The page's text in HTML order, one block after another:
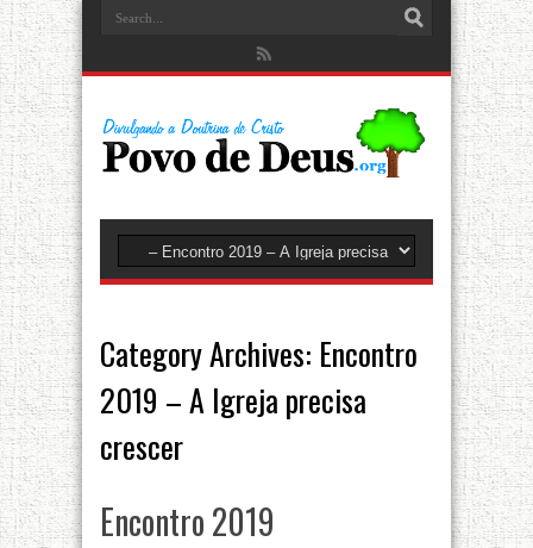
Category Archives: Encontro
2019 – A Igreja precisa
crescer
Encontro 2019